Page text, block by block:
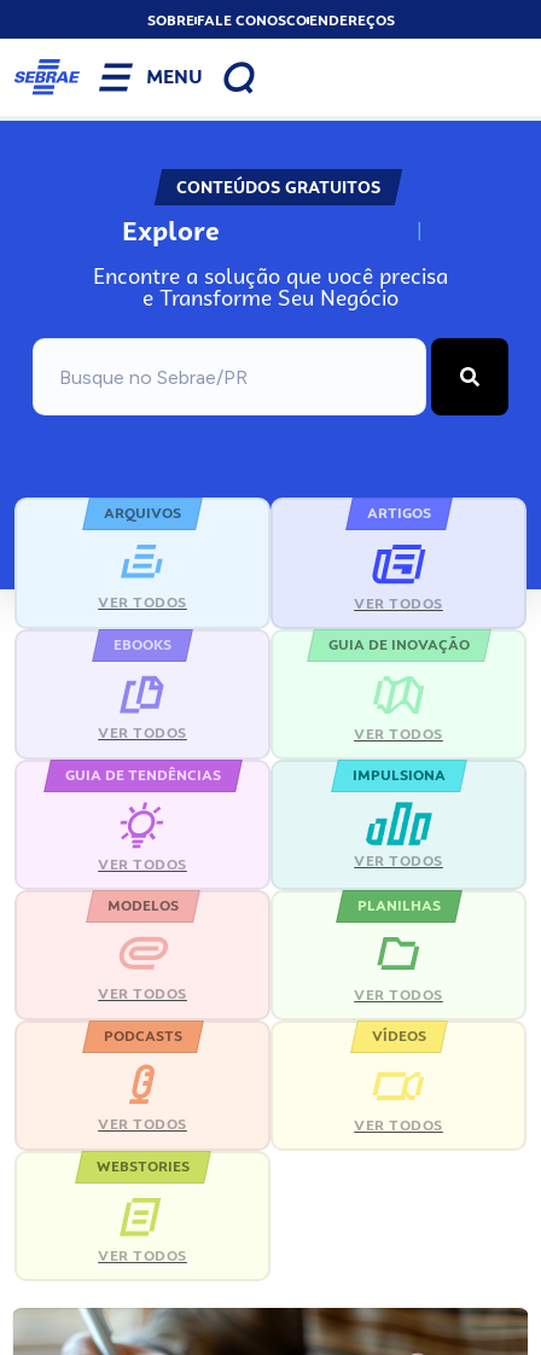
SOBREFALE CONOSCOENDEREÇOS
MENU
CONTEÚDOS GRATUITOS
Explore N
Encontre a solução que você precisa
e Transforme Seu Negócio
ARQUIVOS
VER TODOS
ARTIGOS
VER TODOS
EBOOKS
VER TODOS
GUIA DE INOVAÇÃO
VER TODOS
GUIA DE TENDÊNCIAS
VER TODOS
IMPULSIONA
VER TODOS
MODELOS
VER TODOS
PLANILHAS
VER TODOS
PODCASTS
VER TODOS
VÍDEOS
VER TODOS
WEBSTORIES
VER TODOS